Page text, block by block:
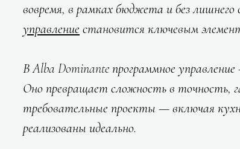
вовремя, в рамках бюджета и без лишнего
управление становится ключевым
В Alba Dominante программное
Оно превращает сложность в точность,
требовательные проекты — включая
реализованы идеально.